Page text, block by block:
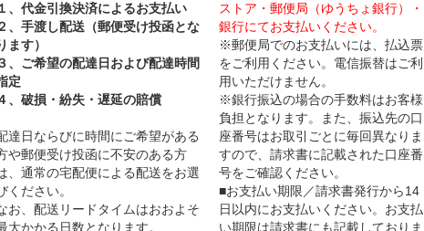
、代金引換決済によるお支払い
、手渡し配送（郵便受け投函とな
ます）
、ご希望の配達日および配達時間
定
、破損・紛失・遅延の賠償
達日ならびに時間にご希望がある
や郵便受け投函に不安のある方
、通常の宅配便による配送をお選
ください。
お、配送リードタイムはおおよそ
大かかる日数となります。
ストア・郵便局（ゆうちょ銀行）・
銀行にてお支払いください。
※郵便局でのお支払いには、払込票
をご利用ください。電信振替はご利
用いただけません。
※銀行振込の場合の手数料はお客様
負担となります。また、振込先の口
座番号はお取引ごとに毎回異なりま
すので、請求書に記載された口座番
号をご確認ください。
■お支払い期限／請求書発行から14
日以内にお支払いください。お支払
い期限は請求書にも記載しておりま